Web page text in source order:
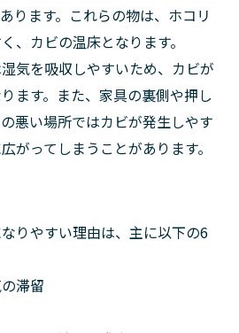
ります。これらの物は、ホコリ
、カビの温床となります。
気を吸収しやすいため、カビが
ます。また、家具の裏側や押し
悪い場所ではカビが発生しやす
がってしまうことがあります。
りやすい理由は、主に以下の6
滞留